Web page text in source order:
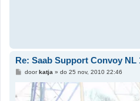
Re: Saab Support Convoy
Bdoorkatja » do 25 nov, 2010 22:46